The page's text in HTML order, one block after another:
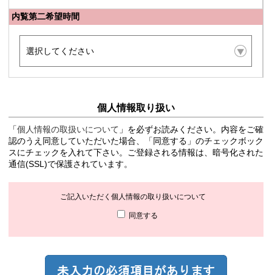
内覧第二希望時間
個人情報取り扱い
「個人情報の取扱いについて 」を必ずお読みください。内容をご確
認のうえ同意していただいた場合、「同意する」のチェックボック
スにチェックを入れて下さい。ご登録される情報は、暗号化された
通信(SSL)で保護されています。
ご記入いただく個人情報の取り扱いについて
同意する